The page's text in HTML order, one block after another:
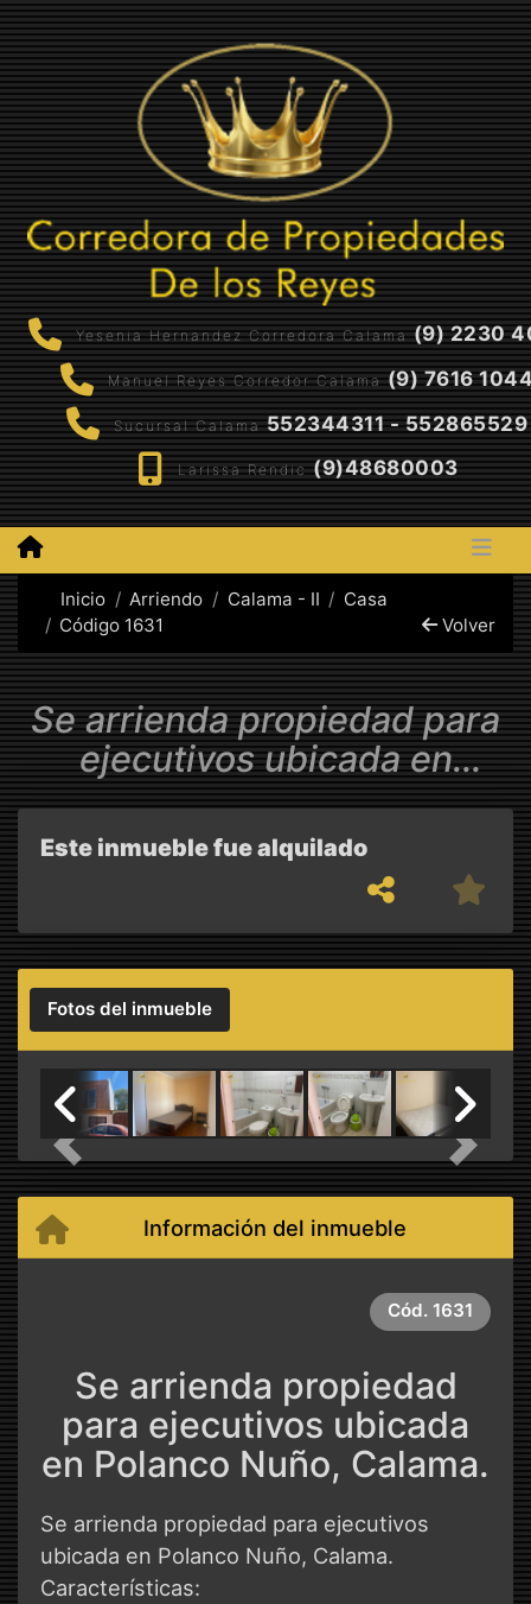
Yesenia Hernandez Corredora Calama (9) 2230
Manuel Reyes Corredor Calama (9) 7616
Sucursal Calama 552344311 - 552865529
Larissa Rendic (9)48680003
Inicio Arriendo Calama - II
Casa
Código 1631
Volver
Se arrienda propiedad para
ejecutivos ubicada en
Polanco Nuño, Calama.
Este inmueble fue alquilado
Fotos del inmueble
Previous Next
Información del inmueble
Cód. 1631
Se arrienda propiedad
para ejecutivos ubicada
en Polanco Nuño, Calama.
Se arrienda propiedad para ejecutivos
ubicada en Polanco Nuño, Calama.
Características: